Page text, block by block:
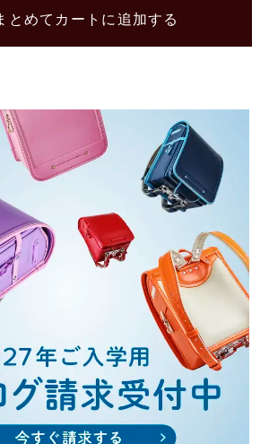
とめてカートに追加する